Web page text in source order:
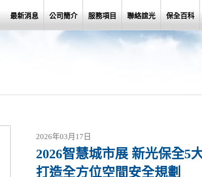
最新消息 公司簡介 服務項目 聯絡誼光 保全百科
2026年03月17日
2026智慧城市展 新光保全5
打造全方位空間安全規劃